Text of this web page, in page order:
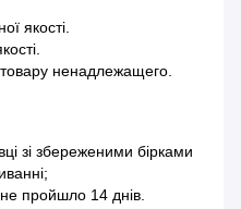
якості.
ненадлежащего.
зі збереженими бірками
пройшло 14 днів.